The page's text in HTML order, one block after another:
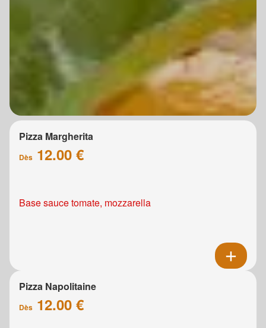
Pizza Margherita
Dès 12.00 €
Base sauce tomate, mozzarella
Pizza Napolitaine
Dès 12.00 €